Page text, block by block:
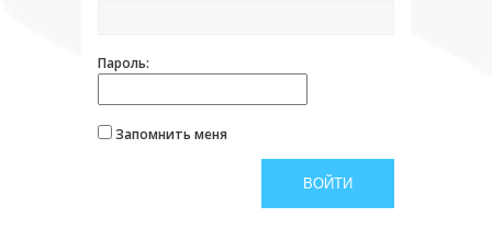
Пароль:
Запомнить меня
ВОЙТИ